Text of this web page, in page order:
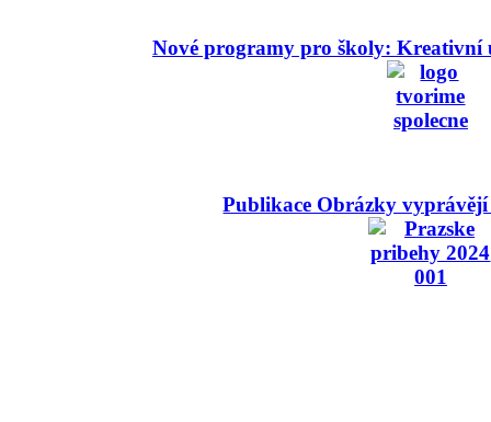
Nové programy pro školy: Kreativní
Publikace Obrázky